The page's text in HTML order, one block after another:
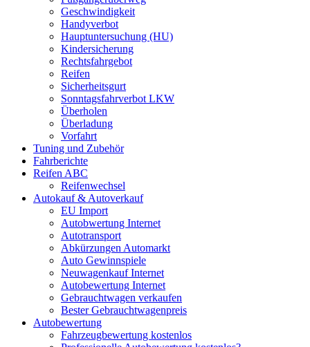
Geschwindigkeit
Handyverbot
Hauptuntersuchung (HU)
Kindersicherung
Rechtsfahrgebot
Reifen
Sicherheitsgurt
Sonntagsfahrverbot LKW
Überholen
Überladung
Vorfahrt
Tuning und Zubehör
Fahrberichte
Reifen ABC
Reifenwechsel
Autokauf & Autoverkauf
EU Import
Autobwertung Internet
Autotransport
Abkürzungen Automarkt
Auto Gewinnspiele
Neuwagenkauf Internet
Autobewertung Internet
Gebrauchtwagen verkaufen
Bester Gebrauchtwagenpreis
Autobewertung
Fahrzeugbewertung kostenlos